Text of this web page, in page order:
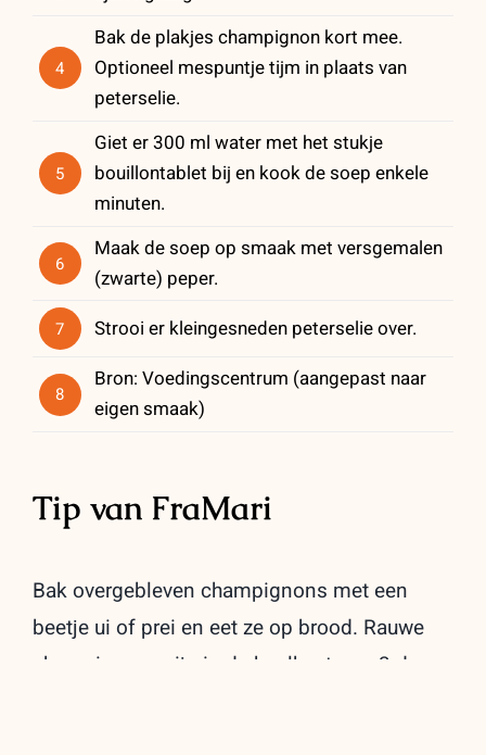
4
Bak de plakjes champignon kort mee.
Optioneel mespuntje tijm in plaats van
peterselie.
5
Giet er 300 ml water met het stukje
bouillontablet bij en kook de soep enkele
minuten.
6
Maak de soep op smaak met versgemalen
(zwarte) peper.
7 Strooi er kleingesneden peterselie over.
8
Bron: Voedingscentrum (aangepast naar
eigen smaak)
Tip van FraMari
Bak overgebleven champignons met een
beetje ui of prei en eet ze op brood. Rauwe
champignons zijn in de koelkast nog 3 dagen